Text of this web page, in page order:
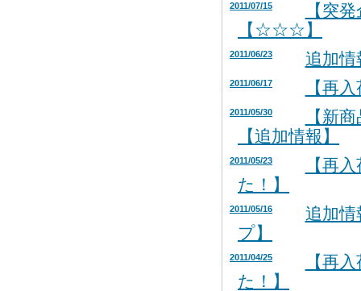
2011/07/15
【突
【☆☆☆】
2011/06/23 追加
2011/06/17 【再
2011/05/30
【新
【追加情報】
2011/05/23
【再
た！】
2011/05/16
追加
プ】
2011/04/25
【再
た！】